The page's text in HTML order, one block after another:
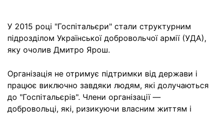
У 2015 році "Госпітальєри" стали структурним
підрозділом Української добровольчої армії (УДА),
яку очолив Дмитро Ярош.
Організація не отримує підтримки від держави і
працює виключно завдяки людям, які долучаються
до "Госпітальєрів". Члени організації —
добровольці, які, ризикуючи власним життям і